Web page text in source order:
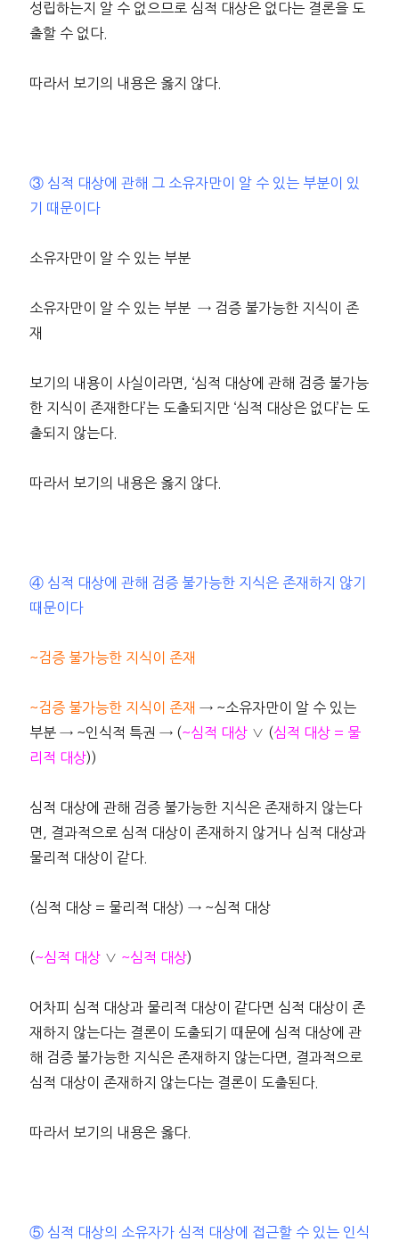
성립하는지 알 수 없으므로 심적 대상은 없다는 결론을 도
출할 수 없다.
따라서 보기의 내용은 옳지 않다.
③ 심적 대상에 관해 그 소유자만이 알 수 있는 부분이 있
기 때문이다
소유자만이 알 수 있는 부분
소유자만이 알 수 있는 부분 → 검증 불가능한 지식이 존
재
보기의 내용이 사실이라면, ‘심적 대상에 관해 검증 불가능
한 지식이 존재한다’는 도출되지만 ‘심적 대상은 없다’는 도
출되지 않는다.
따라서 보기의 내용은 옳지 않다.
④ 심적 대상에 관해 검증 불가능한 지식은 존재하지 않기
때문이다
~검증 불가능한 지식이 존재
~검증 불가능한 지식이 존재 → ~소유자만이 알 수 있는
부분 → ~인식적 특권 → (~심적 대상∨ (심적 대상 = 물
리적 대상))
심적 대상에 관해 검증 불가능한 지식은 존재하지 않는다
면, 결과적으로 심적 대상이 존재하지 않거나 심적 대상과
물리적 대상이 같다.
(심적 대상 = 물리적 대상) → ~심적 대상
(~심적 대상∨ ~심적 대상)
어차피 심적 대상과 물리적 대상이 같다면 심적 대상이 존
재하지 않는다는 결론이 도출되기 때문에 심적 대상에 관
해 검증 불가능한 지식은 존재하지 않는다면, 결과적으로
심적 대상이 존재하지 않는다는 결론이 도출된다.
따라서 보기의 내용은 옳다.
⑤ 심적 대상의 소유자가 심적 대상에 접근할 수 있는 인식